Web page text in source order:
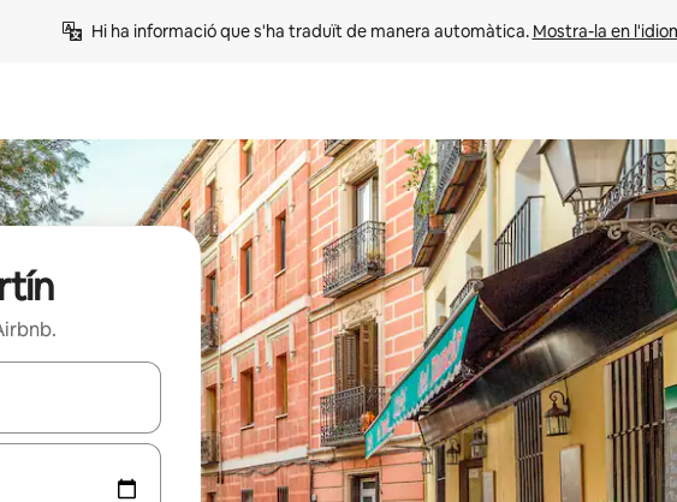
Hi ha informació que s'ha traduït de manera automàtica. Mostra-la en
podràs navegar-hi a través de les tecles de les fletxes (amunt i avall), o bé fent